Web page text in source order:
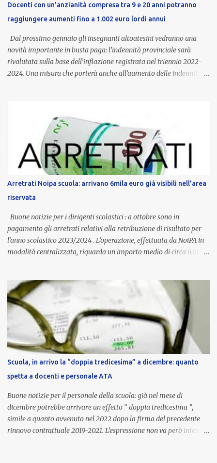
Docenti con un’anzianità compresa tra 9 e 20 anni potranno
raggiungere aumenti fino a 1.002 euro lordi annui
Dal prossimo gennaio gli insegnanti altoatesini vedranno una
novità importante in busta paga: l’indennità provinciale sarà
rivalutata sulla base dell’inflazione registrata nel triennio 2022-
2024. Una misura che porterà anche all’aumento delle indennità di
dedicato alle donne vittime di violenza di genere, in linea con la
normativa nazionale e con l’obiettivo di offrire maggiore tutela e
supporto in situazioni delicate. L’indennità provinciale per i docenti
è un unicum in Italia: si tratta di una misura esclusiva della
Provincia autonoma di Bolzano, che integra in maniera stabile lo
stipendio nazionale grazie alle prerogative garantite
dall’autonomia locale. Non è un bonus temporaneo né un
compenso accessorio, ma una voce strutturale di retribuzione,
aggiornata periodicamente in base al cost...
Arretrati Noipa scuola: arrivano 6mila euro già visibili nell’area
riservata
Buone notizie per i dirigenti scolastici : a ottobre sono in
pagamento gli arretrati relativi alla retribuzione di risultato per
l’anno scolastico 2023/2024 . L’operazione, effettuata da NoiPA in
modalità centralizzata, riguarda un importo medio di circa 6.000
ordinaria di ottobre . Cos’è la retribuzione di risultato La
retribuzione di risultato rappresenta la parte variabile dello
stipendio dei dirigenti scolastici. Viene corrisposta per valorizzare
la qualità dell’attività svolta, la gestione delle risorse e il
raggiungimento degli obiettivi fissati dal Ministero dell’Istruzione
e del Merito (MIM) . Per l’anno scolastico 2023/2024, il MIM ha
completato la procedura di valutazione e trasmesso i dati a NoiPA,
che ha poi disposto la liquidazione automatica in busta paga . Gli
importi e le trattenute L’importo medio lordo riconosciuto è di 6....
Scuola, in arrivo la “doppia tredicesima” a dicembre: quanto
spetta a docenti e personale ATA
Buone notizie per il personale della scuola: già nel mese di
dicembre potrebbe arrivare un effetto “ doppia tredicesima ”,
simile a quanto avvenuto nel 2022 dopo la firma del precedente
rinnovo contrattuale 2019-2021. L’espressione non va però intesa in